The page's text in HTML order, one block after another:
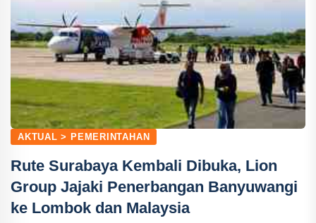
AKTUAL > PEMERINTAHAN
Rute Surabaya Kembali Dibuka, Lion
Group Jajaki Penerbangan Banyuwangi
ke Lombok dan Malaysia